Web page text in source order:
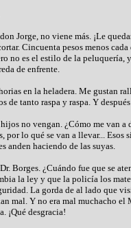
Jorge, no viene más. ¡Le
Cincuenta pesos menos
no es el estilo de la peluquería,
de enfrente.
en la heladera. Me gustan
de tanto raspa y raspa. Y
no vengan. ¿Cómo me van a
por lo qué se van a llevar...
anden haciendo de las suyas.
Borges. ¿Cuándo fue que se
la ley y que la policía los
La gorda de al lado que
mal. Y no era mal muchacho
¡Qué desgracia!